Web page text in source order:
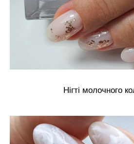
Нігті молочного